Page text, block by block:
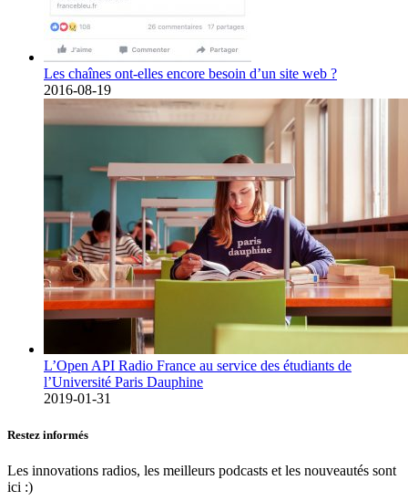
Les chaînes ont-elles encore besoin d’un site web ?
2016-08-19
L’Open API Radio France au service des étudiants de
l’Université Paris Dauphine
2019-01-31
Restez informés
Les innovations radios, les meilleurs podcasts et les nouveautés sont
ici :)